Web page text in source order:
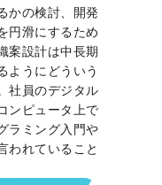
かの検討、開発
円滑にするため
案設計は中長期
ようにどういう
社員のデジタル
ンピュータ上で
ラミング入門や
われていること